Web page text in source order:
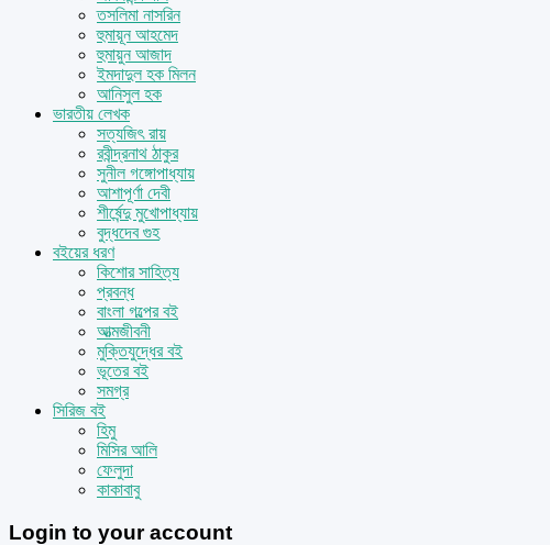
তসলিমা নাসরিন
হুমায়ূন আহমেদ
হুমায়ুন আজাদ
ইমদাদুল হক মিলন
আনিসুল হক
ভারতীয় লেখক
সত্যজিৎ রায়
রবীন্দ্রনাথ ঠাকুর
সুনীল গঙ্গোপাধ্যায়
আশাপূর্ণা দেবী
শীর্ষেন্দু মুখোপাধ্যায়
বুদ্ধদেব গুহ
বইয়ের ধরণ
কিশোর সাহিত্য
প্রবন্ধ
বাংলা গল্পের বই
আত্মজীবনী
মুক্তিযুদ্ধের বই
ভূতের বই
সমগ্র
সিরিজ বই
হিমু
মিসির আলি
ফেলুদা
কাকাবাবু
Login to your account